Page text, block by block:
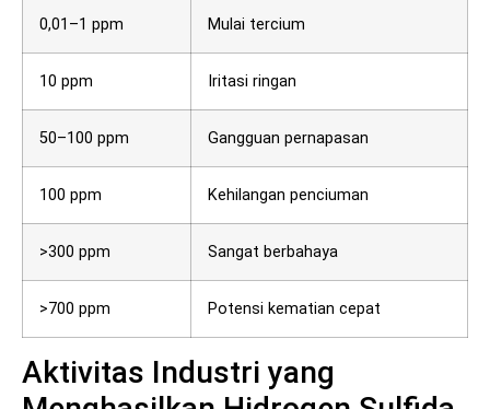
0,01–1 ppm Mulai tercium
10 ppm Iritasi ringan
50–100 ppm Gangguan pernapasan
100 ppm Kehilangan penciuman
>300 ppm Sangat berbahaya
>700 ppm Potensi kematian cepat
Aktivitas Industri yang